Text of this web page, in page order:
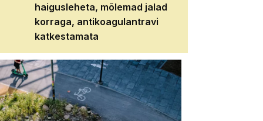
haigusleheta, mõlemad jalad
korraga, antikoagulantravi
katkestamata